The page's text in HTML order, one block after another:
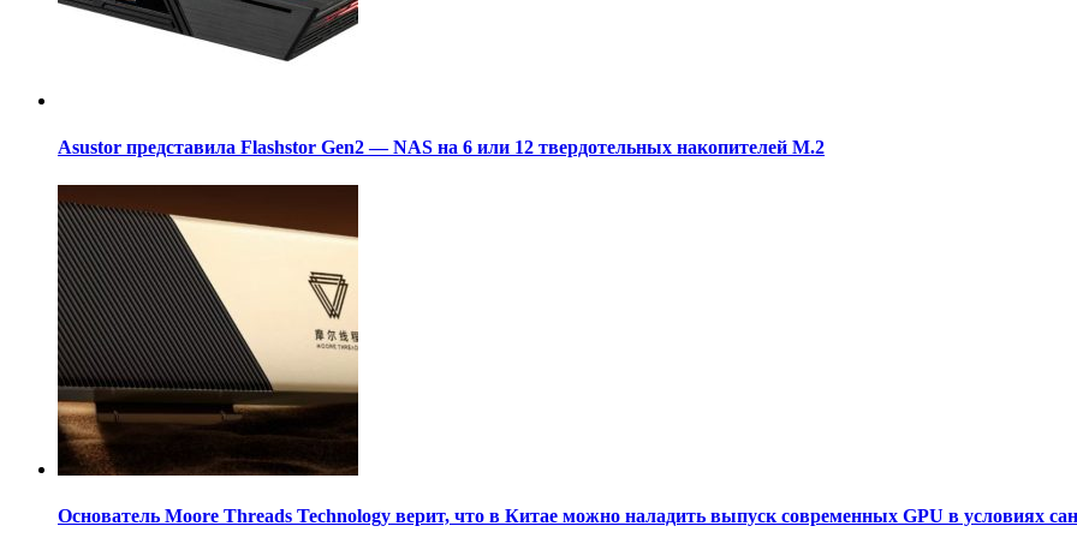
Asustor представила Flashstor Gen2 — NAS на 6 или 12 твердотельных накопителей M.2
Основатель Moore Threads Technology верит, что в Китае можно наладить выпуск современных GPU в условиях